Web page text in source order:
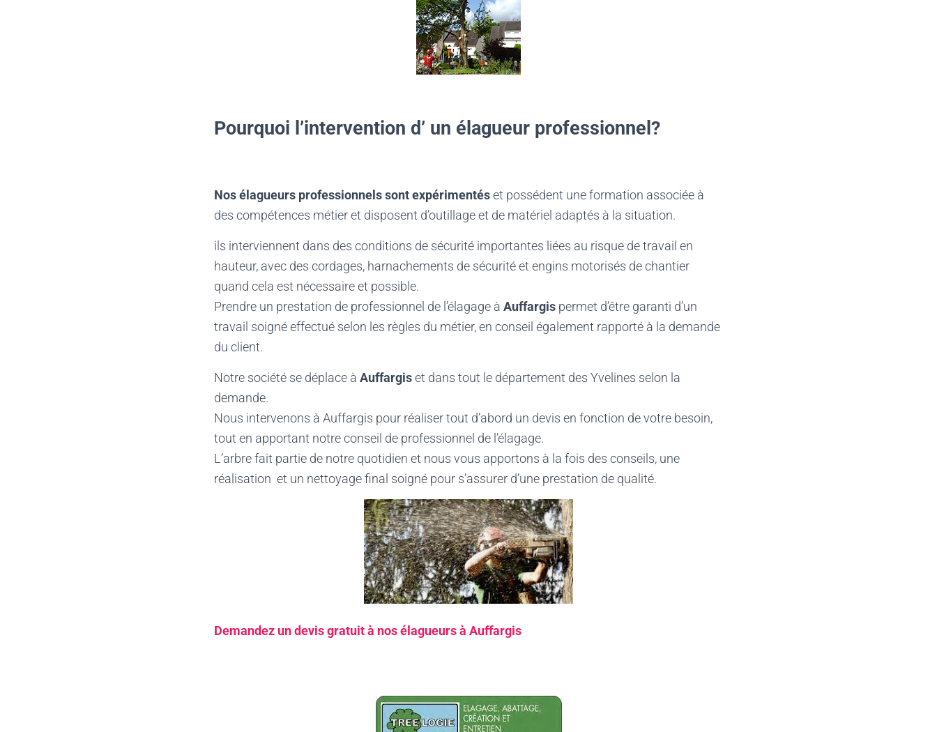
Pourquoi l’intervention d’ un élagueur professionnel?
Nos élagueurs professionnels sont expérimentéset possédent une formation associée à
des compétences métier et disposent d’outillage et de matériel adaptés à la situation.
ils interviennent dans des conditions de sécurité importantes liées au risque de travail en
hauteur, avec des cordages, harnachements de sécurité et engins motorisés de chantier
quand cela est nécessaire et possible.
Prendre un prestation de professionnel de l’élagage à Auffargis permet d’être garanti d’un
travail soigné effectué selon les règles du métier, en conseil également rapporté à la demande
du client.
Notre société se déplace à Auffargiset dans tout le département des Yvelines selon la
demande.
Nous intervenons à Auffargis pour réaliser tout d’abord un devis en fonction de votre besoin,
tout en apportant notre conseil de professionnel de l’élagage.
L’arbre fait partie de notre quotidien et nous vous apportons à la fois des conseils, une
réalisation et un nettoyage final soigné pour s’assurer d’une prestation de qualité.
Demandez un devis gratuit à nos élagueurs à Auffargis